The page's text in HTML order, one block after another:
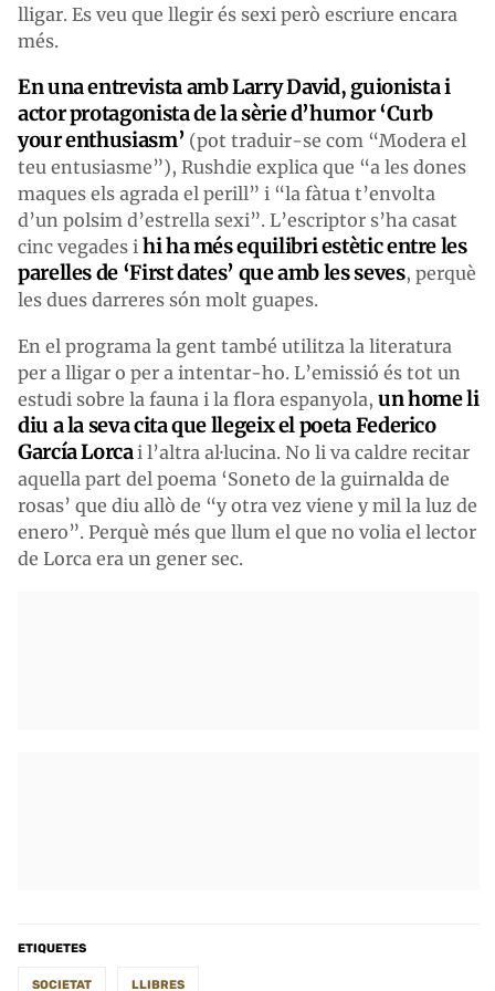
lligar. Es veu que llegir és sexi però escriure encara
més.
En una entrevista amb Larry David, guionista i
actor protagonista de la sèrie d’humor ‘Curb
your enthusiasm’ (pot traduir-se com “Modera el
teu entusiasme”), Rushdie explica que “a les dones
maques els agrada el perill” i “la fàtua t’envolta
d’un polsim d’estrella sexi”. L’escriptor s’ha casat
cinc vegades i hi ha més equilibri estètic entre les
parelles de ‘First dates’ que amb les seves, perquè
les dues darreres són molt guapes.
En el programa la gent també utilitza la literatura
per a lligar o per a intentar-ho. L’emissió és tot un
estudi sobre la fauna i la flora espanyola, un home li
diu a la seva cita que llegeix el poeta Federico
García Lorcai l’altra al·lucina. No li va caldre recitar
aquella part del poema ‘Soneto de la guirnalda de
rosas’ que diu allò de “y otra vez viene y mil la luz de
enero”. Perquè més que llum el que no volia el lector
de Lorca era un gener sec.
ETIQUETES
SOCIETAT LLIBRES